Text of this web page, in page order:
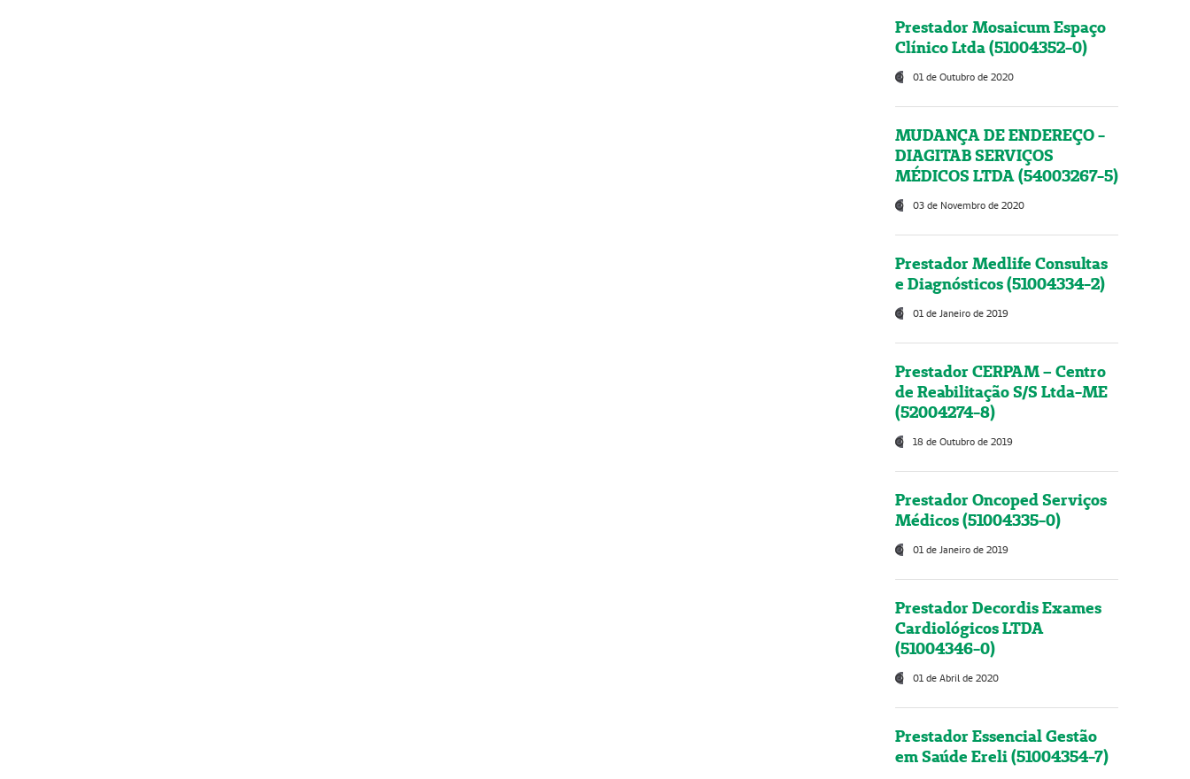
Prestador Mosaicum Espaço
Clínico Ltda (51004352-0)
01 de Outubro de 2020
MUDANÇA DE ENDEREÇO -
DIAGITAB SERVIÇOS
MÉDICOS LTDA (54003267-5)
03 de Novembro de 2020
Prestador Medlife Consultas
e Diagnósticos (51004334-2)
01 de Janeiro de 2019
Prestador CERPAM – Centro
de Reabilitação S/S Ltda-ME
(52004274-8)
18 de Outubro de 2019
Prestador Oncoped Serviços
Médicos (51004335-0)
01 de Janeiro de 2019
Prestador Decordis Exames
Cardiológicos LTDA
(51004346-0)
01 de Abril de 2020
Prestador Essencial Gestão
em Saúde Ereli (51004354-7)